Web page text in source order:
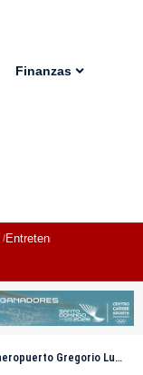
Finanzas
Entretenimiento
Luperón; arrestan extranjero